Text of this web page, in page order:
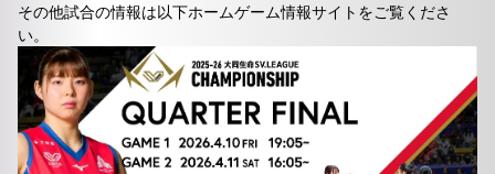
その他試合の情報は以下ホームゲーム情報サイトをご覧くださ
い。